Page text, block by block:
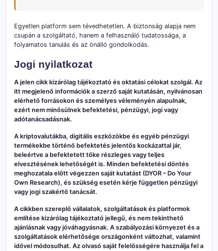
Egyetlen platform sem tévedhetetlen. A biztonság alapja nem
csupán a szolgáltató, hanem a felhasználó tudatossága, a
folyamatos tanulás és az önálló gondolkodás.
Jogi nyilatkozat
A jelen cikk kizárólag tájékoztató és oktatási célokat szolgál. Az
itt megjelenő információk a szerző saját kutatásán, nyilvánosan
elérhető forrásokon és személyes véleményén alapulnak,
ezért nem minősülnek befektetési, pénzügyi, jogi vagy
adótanácsadásnak.
A kriptovalutákba, digitális eszközökbe és egyéb pénzügyi
termékekbe történő befektetés jelentős kockázattal jár,
beleértve a befektetett tőke részleges vagy teljes
elvesztésének lehetőségét is. Minden befektetési döntés
meghozatala előtt végezzen saját kutatást (DYOR – Do Your
Own Research), és szükség esetén kérje független pénzügyi
vagy jogi szakértő tanácsát.
A cikkben szereplő vállalatok, szolgáltatások és platformok
említése kizárólag tájékoztató jellegű, és nem tekinthető
ajánlásnak vagy jóváhagyásnak. A szabályozási környezet és a
szolgáltatások elérhetősége országonként változhat, valamint
idővel módosulhat. Az olvasó saját felelősségére használja fel a